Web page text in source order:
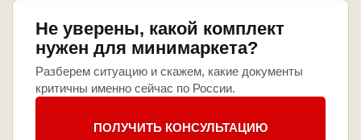
Не уверены, какой комплект
нужен для минимаркета?
Разберем ситуацию и скажем, какие документы
критичны именно сейчас по России.
ПОЛУЧИТЬ КОНСУЛЬТАЦИЮ